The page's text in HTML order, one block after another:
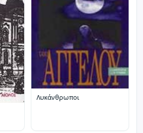
Λυκάνθρωποι